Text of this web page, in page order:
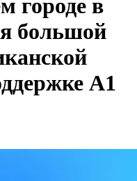
городе в
большой
А1